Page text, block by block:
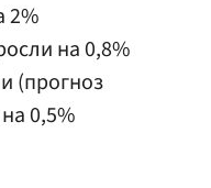
2%
на 0,8%
(прогноз
0,5%